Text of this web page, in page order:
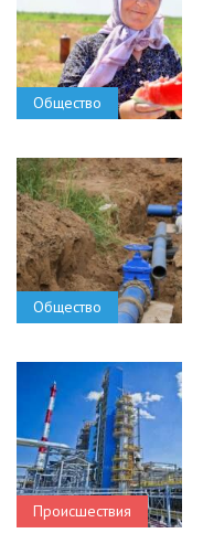
Общество
Общество
Происшествия